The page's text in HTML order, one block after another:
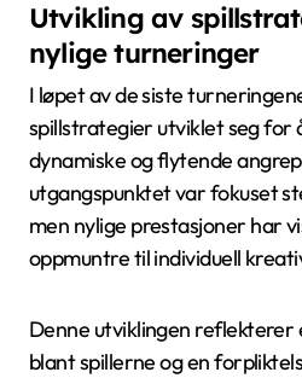
Utvikling av
nylige turneringer
I løpet av de siste
spillstrategier utviklet seg for
dynamiske og flytende
utgangspunktet var fokuset
men nylige prestasjoner har
oppmuntre til individuell
Denne utviklingen reflekterer
blant spillerne og en